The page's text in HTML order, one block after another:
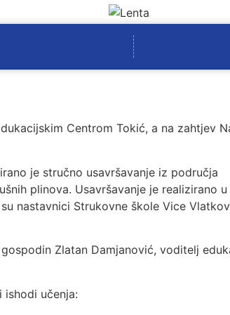
Centrom Tokić, a na zahtjev
je stručno usavršavanje iz područja
plinova. Usavršavanje je realizirano u
nastavnici Strukovne škole Vice
Zlatan Damjanović, voditelj
ishodi učenja: